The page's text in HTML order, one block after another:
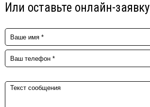
Или оставьте онлайн-заявку